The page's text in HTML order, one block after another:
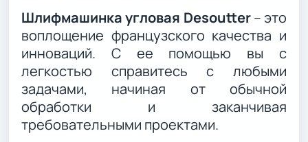
Шлифмашинка угловая Desoutter– это
воплощение французского качества и
инноваций. С ее помощью вы с
легкостью справитесь с любыми
задачами, начиная от обычной
обработки и заканчивая
требовательными проектами.